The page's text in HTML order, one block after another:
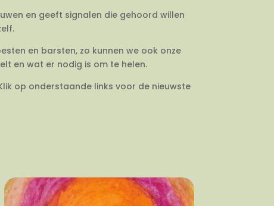
en geeft signalen die gehoord willen
en barsten, zo kunnen we ook onze
en wat er nodig is om te helen.
op onderstaande links voor de nieuwste